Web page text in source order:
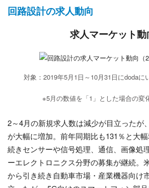
回路設計の求人動向
求人マーケット動
対象：2019年5月1日～10月31日にdodaに
※5月の数値を「1」とした場合の変
2～4月の新規求人数は減少が目立ったが
が大幅に増加。前年同期比も131％と大
続きセンサーや信号処理、通信、画像処
ーエレクトロニクス分野の募集が継続。
から引き続き自動車市場・産業機器向け